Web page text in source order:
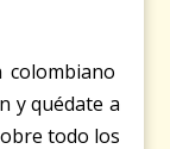
colombiano
y quédate a
todo los